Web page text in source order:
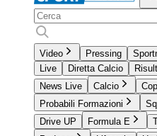
Video Pressing
Live
Diretta Calcio
News Live
Calcio
Probabili Formazioni
Drive UP
Formula E